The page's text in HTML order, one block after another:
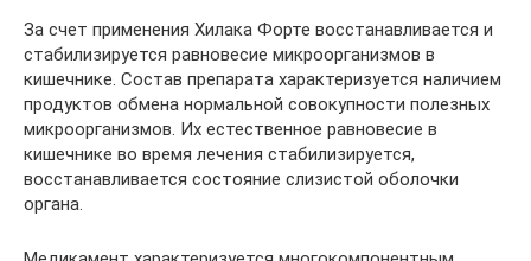
За счет применения Хилака Форте восстанавливается и
стабилизируется равновесие микроорганизмов в
кишечнике. Состав препарата характеризуется наличием
продуктов обмена нормальной совокупности полезных
микроорганизмов. Их естественное равновесие в
кишечнике во время лечения стабилизируется,
восстанавливается состояние слизистой оболочки
органа.